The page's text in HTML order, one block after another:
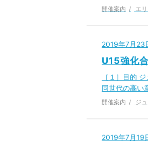
開催案内 エ
2019年7月23
U15強化
［１］目的
同世代の高い
開催案内 ジ
2019年7月19